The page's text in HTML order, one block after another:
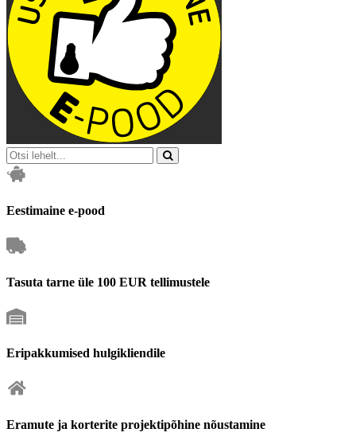
Eestimaine e-pood
Tasuta tarne üle 100 EUR tellimustele
Eripakkumised hulgikliendile
Eramute ja korterite projektipõhine nõustamine